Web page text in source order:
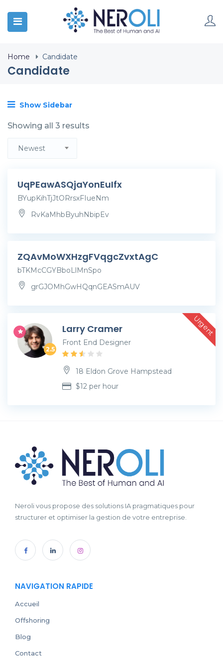
Home Candidate
Candidate
Show Sidebar
Showing all 3 results
Newest
UqPEawASQjaYonEuIfx
BYupKihTjJtORrsxFIueNm
RvKaMhbByuhNbipEv
ZQAvMoWXHzgFVqgcZvxtAgC
bTKMcCGYBboLlMnSpo
grGJOMhGwHQqnGEASmAUV
Urgent
2.5
Larry Cramer
Front End Designer
18 Eldon Grove Hampstead
$12 per hour
Neroli vous propose des solutions IA pragmatiques pour
structurer et optimiser la gestion de votre entreprise.
NAVIGATION RAPIDE
Accueil
Offshoring
Blog
Contact